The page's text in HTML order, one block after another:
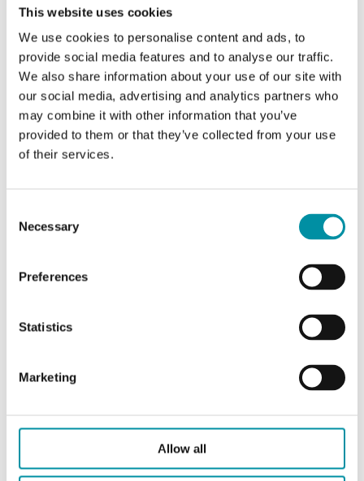
This website uses cookies
We use cookies to personalise content and ads, to
provide social media features and to analyse our traffic.
We also share information about your use of our site with
our social media, advertising and analytics partners who
may combine it with other information that you’ve
provided to them or that they’ve collected from your use
of their services.
Selection
Necessary
Preferences
Statistics
Marketing
Allow all
Diametro nominale DN15
Attacco G1/2"
Kvs
FCA-2
Caratteristiche di FCV - Valvole con filetto interno
unità fan-coil, sistemi di
ventilazione